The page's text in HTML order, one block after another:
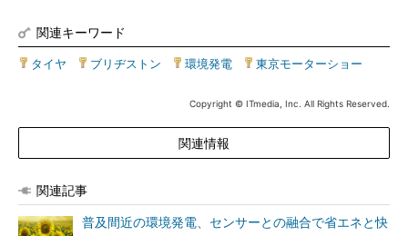
関連キーワード
タイヤ ブリヂストン 環境発電 東京モーターショー
Copyright © ITmedia, Inc. All Rights Reserved.
関連情報
関連記事
普及間近の環境発電、センサーとの融合で省エネと快